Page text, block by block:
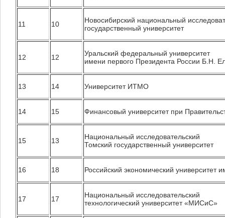
11 10
Новосибирский национальный
государственный университет
12 12
Уральский федеральный университет
имени первого Президента России Б.Н.
13 14 Университет ИТМО
14 15 Финансовый университет при
15 13
Национальный исследовательский
Томский государственный университет
16 18 Российский экономический университет
17 17
Национальный исследовательский
технологический университет «МИСиС»